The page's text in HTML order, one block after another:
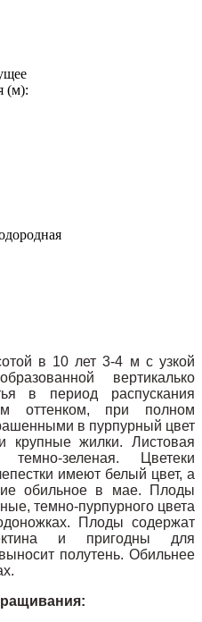
(м):
в 10 лет 3-4 м с узкой
вертикалько
в период распускания
оттенком, при полном
в пурпурный цвет
крупные жилки. Листовая
темно-зеленая. Цветеки
имеют белый цвет, а
обильное в мае. Плоды
темно-пурпурного цвета
Плоды содержат
и пригодны для
полутень. Обильнее